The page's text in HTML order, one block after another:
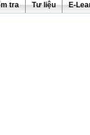
tra Tư liệu E-